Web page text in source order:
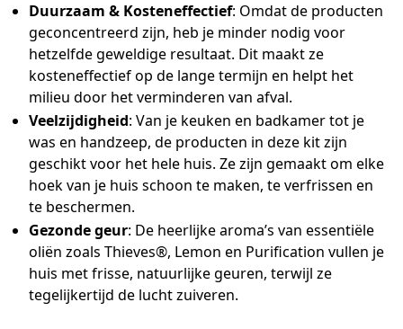
Duurzaam & Kosteneffectief: Omdat de producten
geconcentreerd zijn, heb je minder nodig voor
hetzelfde geweldige resultaat. Dit maakt ze
kosteneffectief op de lange termijn en helpt het
milieu door het verminderen van afval.
Veelzijdigheid: Van je keuken en badkamer tot je
was en handzeep, de producten in deze kit zijn
geschikt voor het hele huis. Ze zijn gemaakt om elke
hoek van je huis schoon te maken, te verfrissen en
te beschermen.
Gezonde geur: De heerlijke aroma’s van essentiële
oliën zoals Thieves®, Lemon en Purification vullen je
huis met frisse, natuurlijke geuren, terwijl ze
tegelijkertijd de lucht zuiveren.